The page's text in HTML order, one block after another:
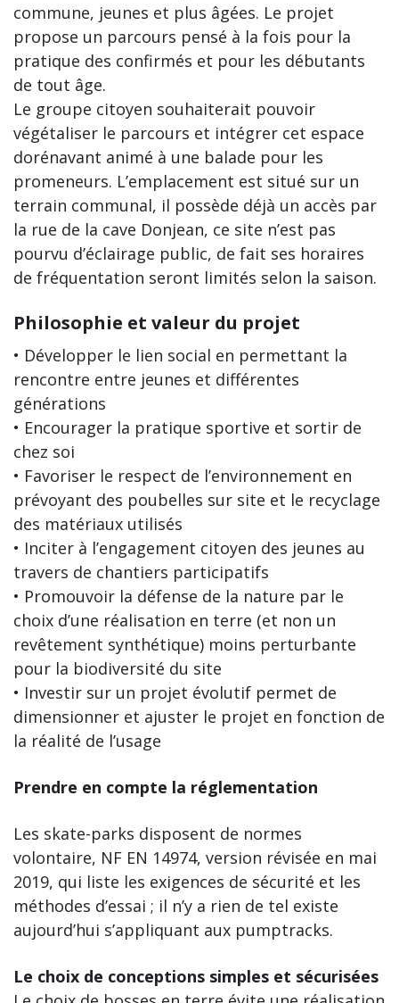
commune, jeunes et plus âgées. Le projet
propose un parcours pensé à la fois pour la
pratique des confirmés et pour les débutants
de tout âge.
Le groupe citoyen souhaiterait pouvoir
végétaliser le parcours et intégrer cet espace
dorénavant animé à une balade pour les
promeneurs. L’emplacement est situé sur un
terrain communal, il possède déjà un accès par
la rue de la cave Donjean, ce site n’est pas
pourvu d’éclairage public, de fait ses horaires
de fréquentation seront limités selon la saison.
Philosophie et valeur du projet
• Développer le lien social en permettant la
rencontre entre jeunes et différentes
générations
• Encourager la pratique sportive et sortir de
chez soi
• Favoriser le respect de l’environnement en
prévoyant des poubelles sur site et le recyclage
des matériaux utilisés
• Inciter à l’engagement citoyen des jeunes au
travers de chantiers participatifs
• Promouvoir la défense de la nature par le
choix d’une réalisation en terre (et non un
revêtement synthétique) moins perturbante
pour la biodiversité du site
• Investir sur un projet évolutif permet de
dimensionner et ajuster le projet en fonction de
la réalité de l’usage
Prendre en compte la réglementation
Les skate-parks disposent de normes
volontaire, NF EN 14974, version révisée en mai
2019, qui liste les exigences de sécurité et les
méthodes d’essai ; il n’y a rien de tel existe
aujourd’hui s’appliquant aux pumptracks.
Le choix de conceptions simples et sécurisées